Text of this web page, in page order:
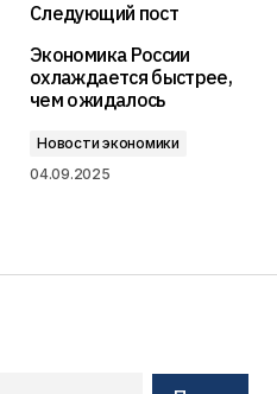
Следующий пост
Экономика России
охлаждается быстрее,
чем ожидалось
Новости экономики
04.09.2025